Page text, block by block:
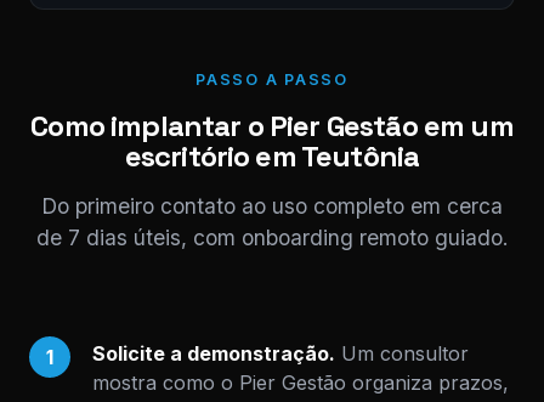
PASSO A PASSO
Como implantar o Pier Gestão em um
escritório em Teutônia
Do primeiro contato ao uso completo em cerca
de 7 dias úteis, com onboarding remoto guiado.
1 Solicite a demonstração. Um consultor
mostra como o Pier Gestão organiza prazos,